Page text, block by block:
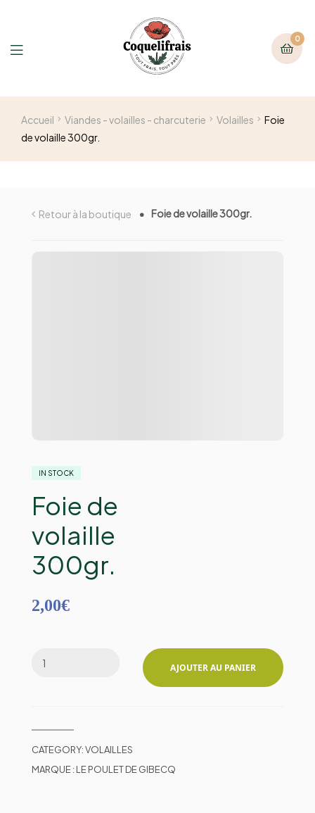
0
Accueil Viandes - volailles - charcuterie Volailles
Foie
de volaille 300gr.
Retour à la boutique Foie de volaille 300gr.
IN STOCK
Foie de
volaille
300gr.
2,00€
AJOUTER AU PANIER
CATEGORY:VOLAILLES
MARQUE : LE POULET DE GIBECQ